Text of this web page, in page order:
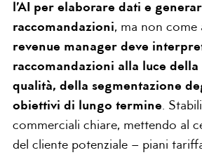
l’AI per elaborare dati e
raccomandazioni, ma non come
revenue manager deve
raccomandazioni alla luce
qualità, della segmentazione
obiettivi di lungo termine.
commerciali chiare, mettendo al
del cliente potenziale – piani